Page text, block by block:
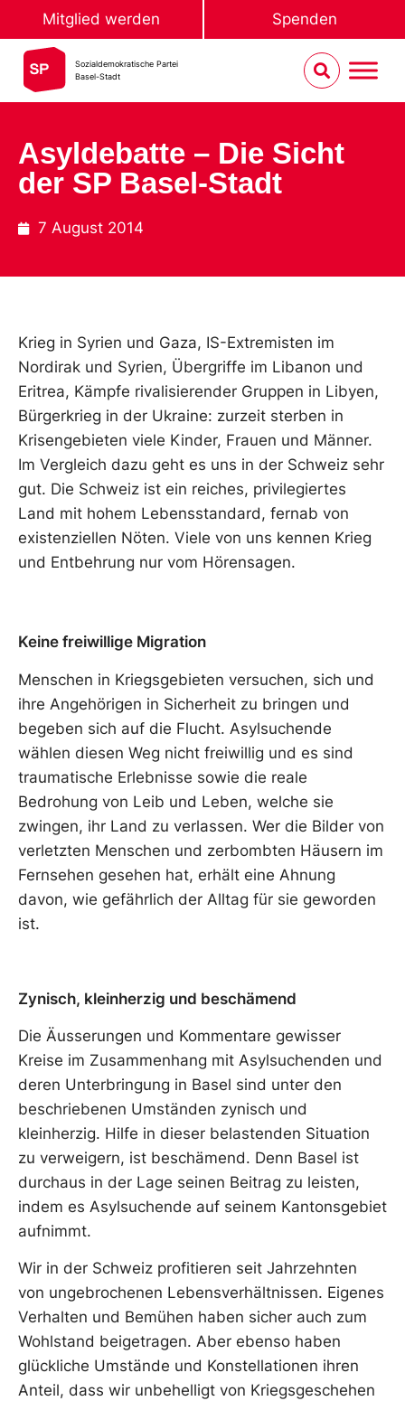
Mitglied werden Spenden
Sozialdemokratische Partei
Basel-Stadt
Asyldebatte – Die Sicht
der SP Basel-Stadt
7 August 2014
Krieg in Syrien und Gaza, IS-Extremisten im
Nordirak und Syrien, Übergriffe im Libanon und
Eritrea, Kämpfe rivalisierender Gruppen in Libyen,
Bürgerkrieg in der Ukraine: zurzeit sterben in
Krisengebieten viele Kinder, Frauen und Männer.
Im Vergleich dazu geht es uns in der Schweiz sehr
gut. Die Schweiz ist ein reiches, privilegiertes
Land mit hohem Lebensstandard, fernab von
existenziellen Nöten. Viele von uns kennen Krieg
und Entbehrung nur vom Hörensagen.
Keine freiwillige Migration
Menschen in Kriegsgebieten versuchen, sich und
ihre Angehörigen in Sicherheit zu bringen und
begeben sich auf die Flucht. Asylsuchende
wählen diesen Weg nicht freiwillig und es sind
traumatische Erlebnisse sowie die reale
Bedrohung von Leib und Leben, welche sie
zwingen, ihr Land zu verlassen. Wer die Bilder von
verletzten Menschen und zerbombten Häusern im
Fernsehen gesehen hat, erhält eine Ahnung
davon, wie gefährlich der Alltag für sie geworden
ist.
Zynisch, kleinherzig und beschämend
Die Äusserungen und Kommentare gewisser
Kreise im Zusammenhang mit Asylsuchenden und
deren Unterbringung in Basel sind unter den
beschriebenen Umständen zynisch und
kleinherzig. Hilfe in dieser belastenden Situation
zu verweigern, ist beschämend. Denn Basel ist
durchaus in der Lage seinen Beitrag zu leisten,
indem es Asylsuchende auf seinem Kantonsgebiet
aufnimmt.
Wir in der Schweiz profitieren seit Jahrzehnten
von ungebrochenen Lebensverhältnissen. Eigenes
Verhalten und Bemühen haben sicher auch zum
Wohlstand beigetragen. Aber ebenso haben
glückliche Umstände und Konstellationen ihren
Anteil, dass wir unbehelligt von Kriegsgeschehen